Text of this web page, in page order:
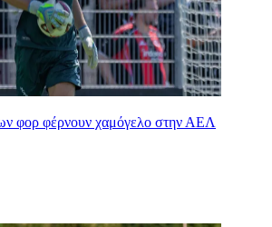
φορ φέρνουν χαμόγελο στην ΑΕΛ